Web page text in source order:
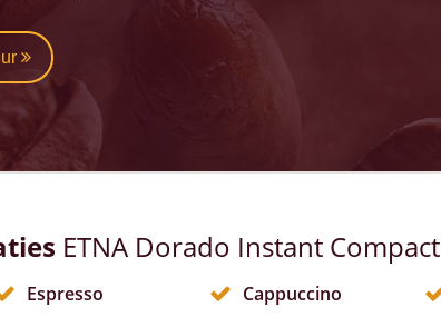
ETNA Dorado Instant Compact
Espresso Cappuccino